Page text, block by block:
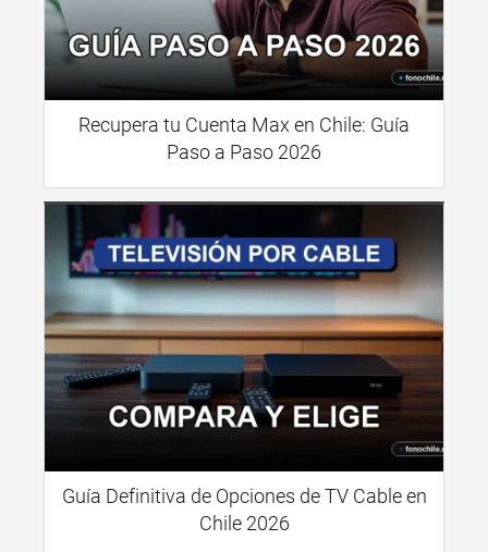
Recupera tu Cuenta Max en Chile: Guía
Paso a Paso 2026
Guía Definitiva de Opciones de TV Cable en
Chile 2026